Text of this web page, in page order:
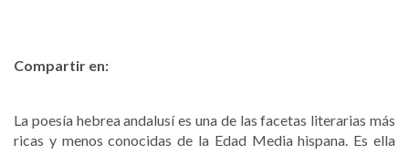
Compartir en:
La poesía hebrea andalusí es una de las facetas literarias más
ricas y menos conocidas de la Edad Media hispana. Es ella